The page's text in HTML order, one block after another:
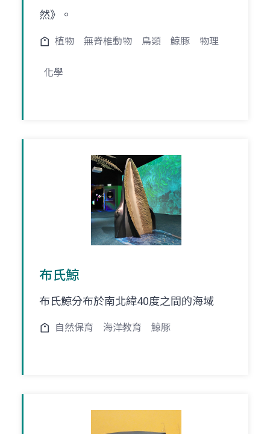
然》。
植物 無脊椎動物 鳥類 鯨豚 物理
化學
布氏鯨
布氏鯨分布於南北緯40度之間的海域
自然保育 海洋教育 鯨豚